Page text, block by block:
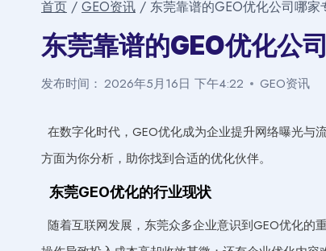
首页 / GEO资讯 / 东莞靠谱的GEO优化公司哪家
东莞靠谱的GEO优化公
发布时间： 2026年5月16日 下午4:22 GEO资讯
在数字化时代，GEO优化成为企业提升网络曝光与
方面为你分析，助你找到合适的优化伙伴。
东莞GEO优化的行业现状
随着互联网发展，东莞众多企业意识到GEO优化的